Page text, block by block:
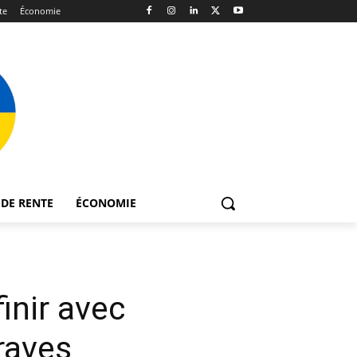
Économie
RENTE ÉCONOMIE
avec